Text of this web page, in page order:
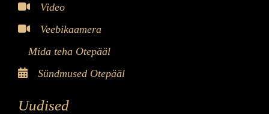
Video
Veebikaamera
Mida teha Otepääl
Sündmused Otepääl
Uudised